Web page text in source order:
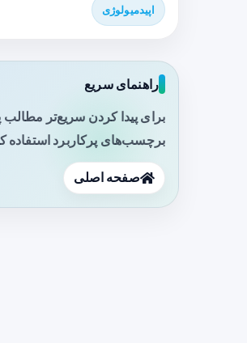
اپیدمیولوژی
راهنمای سریع
برای پیدا کردن سریع‌تر
برچسب‌های پرکاربرد استفاده
صفحه اصلی